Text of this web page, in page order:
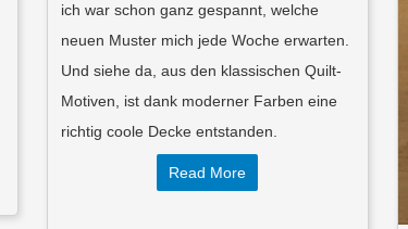
ich war schon ganz gespannt, welche
neuen Muster mich jede Woche erwarten.
Und siehe da, aus den klassischen Quilt-
Motiven, ist dank moderner Farben eine
richtig coole Decke entstanden.
Read More